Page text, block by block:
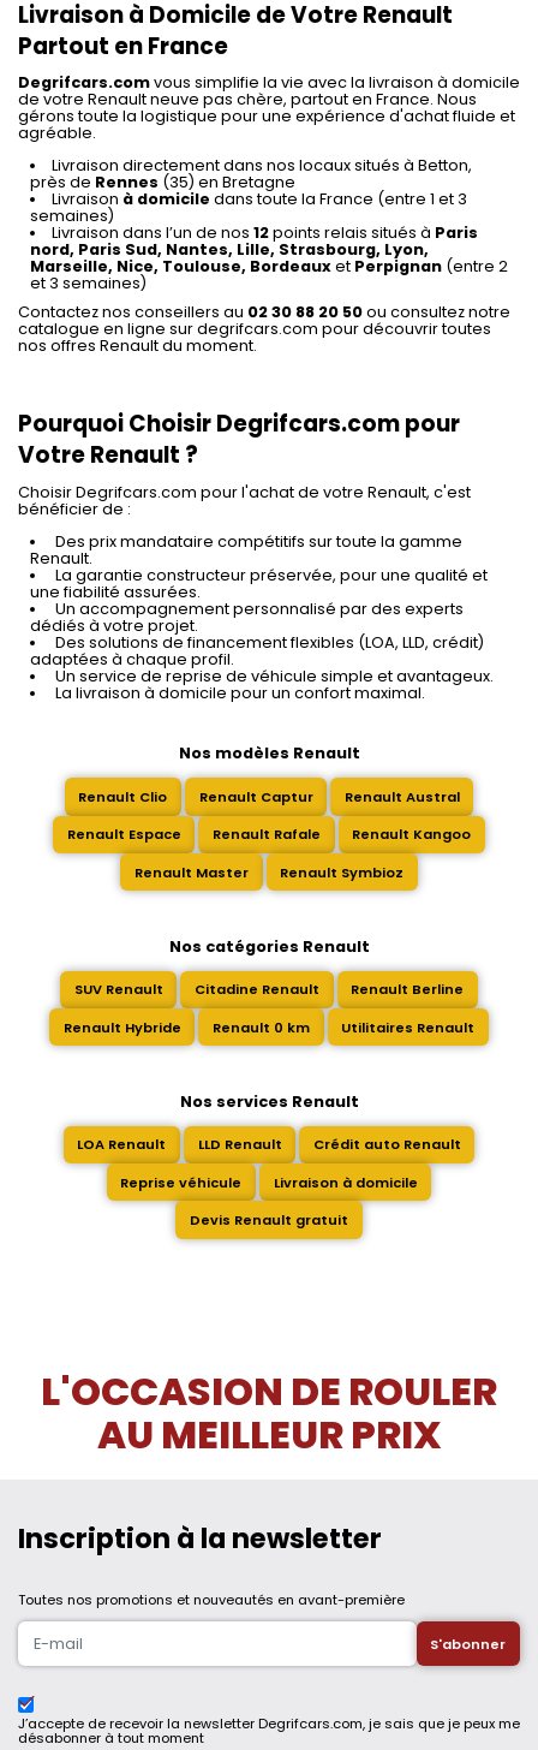
Livraison à Domicile de Votre Renault
Partout en France
Degrifcars.comvous simplifie la vie avec la livraison à domicile
de votre Renault neuve pas chère, partout en France. Nous
gérons toute la logistique pour une expérience d'achat fluide et
agréable.
Livraison directement dans nos locaux situés à Betton,
près de Rennes (35) en Bretagne
Livraison à domicile dans toute la France (entre 1 et 3
semaines)
Livraison dans l’un de nos 12points relais situés à Paris
nord, Paris Sud, Nantes, Lille, Strasbourg, Lyon,
Marseille, Nice, Toulouse, Bordeauxet Perpignan (entre 2
et 3 semaines)
Contactez nos conseillers au 02 30 88 20 50ou consultez notre
catalogue en ligne sur degrifcars.com pour découvrir toutes
nos offres Renault du moment.
Pourquoi Choisir Degrifcars.com pour
Votre Renault ?
Choisir Degrifcars.com pour l'achat de votre Renault, c'est
bénéficier de :
Des prix mandataire compétitifs sur toute la gamme
Renault.
La garantie constructeur préservée, pour une qualité et
une fiabilité assurées.
Un accompagnement personnalisé par des experts
dédiés à votre projet.
Des solutions de financement flexibles (LOA, LLD, crédit)
adaptées à chaque profil.
Un service de reprise de véhicule simple et avantageux.
La livraison à domicile pour un confort maximal.
Nos modèles Renault
Renault Clio Renault Captur
Renault Austral
Renault Espace
Renault Rafale
Renault Kangoo
Renault Master
Renault Symbioz
Nos catégories Renault
SUV Renault Citadine Renault
Renault Berline
Renault Hybride
Renault 0 km Utilitaires Renault
Nos services Renault
LOA Renault LLD Renault
Crédit auto Renault
Reprise véhicule
Livraison à domicile
Devis Renault gratuit
L'OCCASION DE ROULER
AU MEILLEUR PRIX
Inscription à la newsletter
Toutes nos promotions et nouveautés en avant-première
J’accepte de recevoir la newsletter Degrifcars.com, je sais que je peux me
désabonner à tout moment